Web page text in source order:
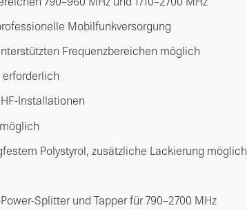
790–960 MHz und 1710–2700 MHz
Mobilfunkversorgung
Frequenzbereichen möglich
erforderlich
Installationen
Polystyrol, zusätzliche Lackierung möglich
Splitter und Tapper für 790–2700 MHz